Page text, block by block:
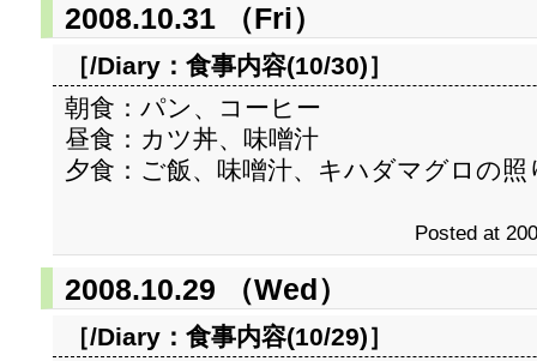
2008.10.31 （Fri）
［/Diary： 食事内容(10/30)］
朝食：パン、コーヒー
昼食：カツ丼、味噌汁
夕食：ご飯、味噌汁、キハダマグロの照
Posted at
2008.10.29 （Wed）
［/Diary： 食事内容(10/29)］